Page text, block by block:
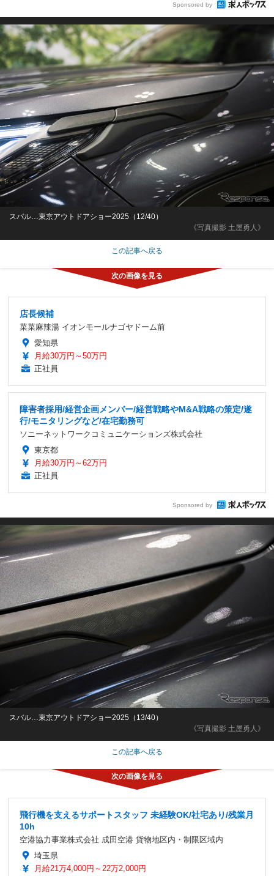
Sponsored by
《写真撮影 土屋勇人》
スバル…東京アウトドアショー2025（12/40）
この記事へ戻る
店長候補
菜菜麻辣湯 イオンモールナゴヤドーム前
愛知県
月給30万円～50万円
正社員
障害者採用/経営企画メンバー/経営戦略やM&A戦略の策定/遂
行/モニタリングなど/在宅勤務可
ソニーネットワークコミュニケーションズ株式会社
東京都
月給30万円～62万円
正社員
Sponsored by
《写真撮影 土屋勇人》
スバル…東京アウトドアショー2025（13/40）
この記事へ戻る
飛行機を支えるサポートスタッフ 未経験OK/社宅あり/残業月
10h
空港協力事業株式会社 成田空港 貨物地区内・制限区域内
埼玉県
月給21万4,000円～22万2,000円